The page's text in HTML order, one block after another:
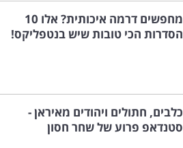
מחפשים דרמה איכותית? אלו 10
הסדרות הכי טובות שיש בנטפליקס!
כלבים, חתולים ויהודים מאיראן -
סטנדאפ פרוע של שחר חסון